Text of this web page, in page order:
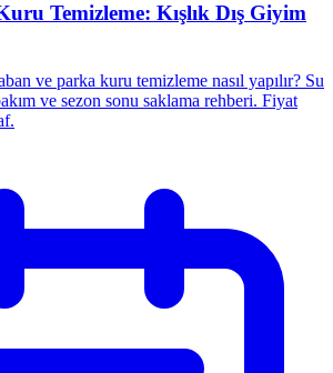
Temizleme: Kışlık Dış Giyim
ve parka kuru temizleme nasıl yapılır? Su
ve sezon sonu saklama rehberi. Fiyat